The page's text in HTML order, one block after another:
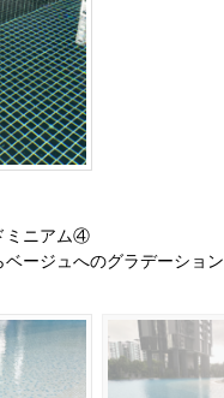
ミニアム④
ージュへのグラデーション